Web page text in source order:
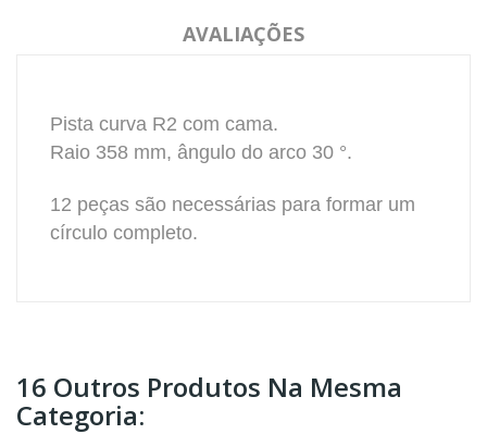
AVALIAÇÕES
Pista curva R2 com cama.
Raio 358 mm, ângulo do arco 30 °.
12 peças são necessárias para formar um
círculo completo.
16 Outros Produtos Na Mesma
Categoria: